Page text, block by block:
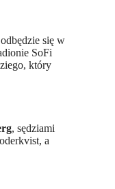
się w
SoFi
który
, sędziami
a